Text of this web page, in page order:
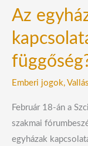
Az
Emberi jogok, Vallás
Február 18-án a
szakmai
egyházak